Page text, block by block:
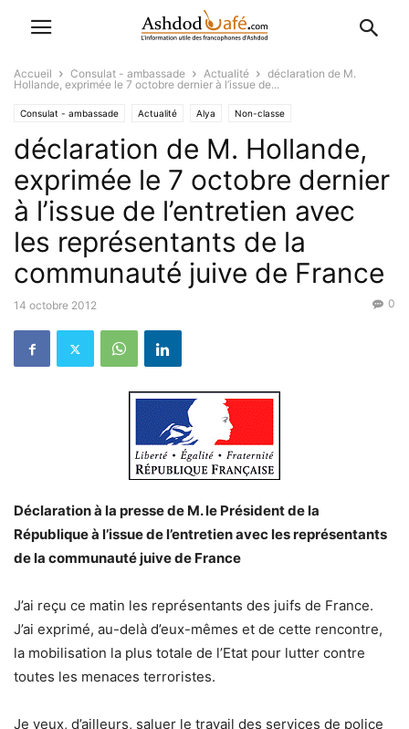
Accueil Consulat - ambassade Actualité
déclaration de M.
Hollande, exprimée le 7 octobre dernier à l’issue de...
Consulat - ambassade Actualité Alya Non-classe
déclaration de M. Hollande,
exprimée le 7 octobre dernier
à l’issue de l’entretien avec
les représentants de la
communauté juive de France
14 octobre 2012 0
Déclaration à la presse de M. le Président de la
République à l’issue de l’entretien avec les représentants
de la communauté juive de France
J’ai reçu ce matin les représentants des juifs de France.
J’ai exprimé, au-delà d’eux-mêmes et de cette rencontre,
la mobilisation la plus totale de l’Etat pour lutter contre
toutes les menaces terroristes.
Je veux, d’ailleurs, saluer le travail des services de police